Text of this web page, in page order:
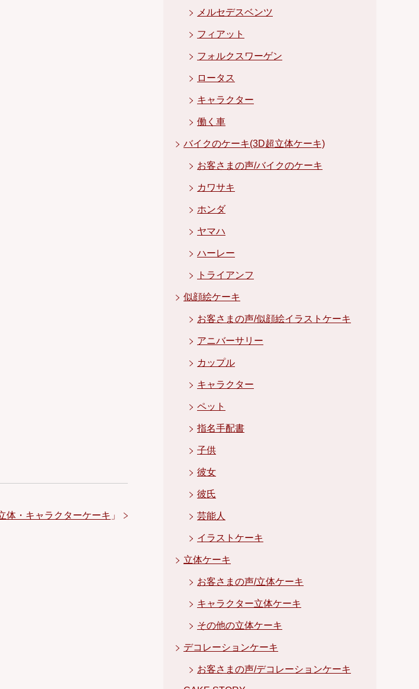
体・キャラクターケーキ 」
メルセデスベンツ
フィアット
フォルクスワーゲン
ロータス
キャラクター
働く車
バイクのケーキ(3D超立体ケーキ)
お客さまの声/バイクのケーキ
カワサキ
ホンダ
ヤマハ
ハーレー
トライアンフ
似顔絵ケーキ
お客さまの声/似顔絵イラストケーキ
アニバーサリー
カップル
キャラクター
ペット
指名手配書
子供
彼女
彼氏
芸能人
イラストケーキ
立体ケーキ
お客さまの声/立体ケーキ
キャラクター立体ケーキ
その他の立体ケーキ
デコレーションケーキ
お客さまの声/デコレーションケーキ